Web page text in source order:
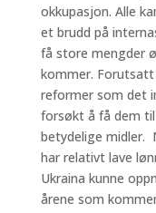
okkupasjon. Alle
et brudd på
få store mengder
kommer.
reformer som det
forsøkt å få dem
betydelige midler.
har relativt lave
Ukraina kunne
årene som